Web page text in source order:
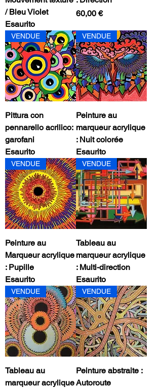
/ Bleu Violet
Esaurito
Prezzo
60,00 €
VENDUE
Pittura con
pennarello acrilico:
garofani
Esaurito
VENDUE
Peinture au
marqueur acrylique
: Nuit colorée
Esaurito
VENDUE
Peinture au
Marqueur acrylique
: Pupille
Esaurito
VENDUE
Tableau au
marqueur acrylique
: Multi-direction
Esaurito
VENDUE
Tableau au
marqueur acrylique
VENDUE
Peinture abstraite :
Autoroute